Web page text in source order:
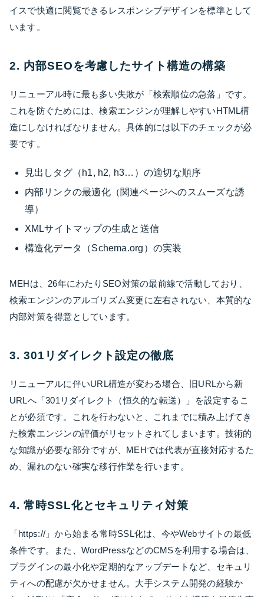
イスで快適に閲覧できるレスポンシブデザインを標準として
います。
2. 内部SEOを考慮したサイト構造の構築
リニューアル時に最も多い失敗が「検索順位の急落」です。
これを防ぐためには、検索エンジンが理解しやすいHTML構
造にしなければなりません。具体的には以下のチェックが必
要です。
見出しタグ（h1, h2, h3…）の適切な順序
内部リンクの最適化（関連ページへのスムーズな誘
導）
XMLサイトマップの生成と送信
構造化データ（Schema.org）の実装
MEHは、26年にわたりSEO対策の最前線で活動しており、
検索エンジンのアルゴリズム変更に左右されない、本質的な
内部対策を得意としています。
3. 301リダイレクト設定の徹底
リニューアルに伴いURL構造が変わる場合、旧URLから新
URLへ「301リダイレクト（恒久的な転送）」を設定するこ
とが必須です。これを行わないと、これまでに積み上げてき
た検索エンジンの評価がリセットされてしまいます。技術的
な知識が必要な部分ですが、MEHでは代表が直接対応するた
め、漏れのない確実な移行作業を行います。
4. 常時SSL化とセキュリティ対策
「https://」から始まる常時SSL化は、今やWebサイトの最低
条件です。また、WordPressなどのCMSを利用する場合は、
プラグインの最小化や定期的なアップデートなど、セキュリ
ティへの配慮が欠かせません。大手システム開発の経験か